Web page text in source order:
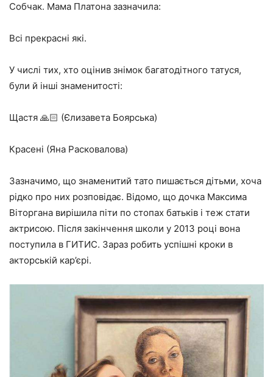
Собчак. Мама Платона зазначила:
Всі прекрасні які.
У числі тих, хто оцінив знімок багатодітного татуся,
були й інші знаменитості:
Щастя 🙏🏻 (Єлизавета Боярська)
Красені (Яна Расковалова)
Зазначимо, що знаменитий тато пишається дітьми, хоча
рідко про них розповідає. Відомо, що дочка Максима
Віторгана вирішила піти по стопах батьків і теж стати
актрисою. Після закінчення школи у 2013 році вона
поступила в ГИТИС. Зараз робить успішні кроки в
акторській кар’єрі.